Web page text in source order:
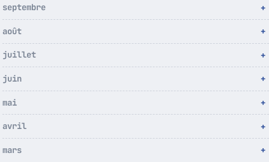
septembre
août
juillet
juin
mai
avril
mars